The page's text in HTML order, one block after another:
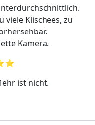
viele Klischees, zu
Kamera.
ist nicht.